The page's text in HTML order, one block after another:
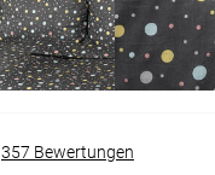
357 Bewertungen